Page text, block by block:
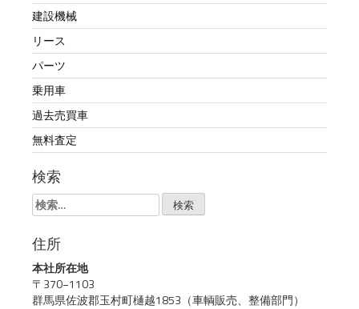
建設機械
リース
パーツ
乗用車
過去売買車
無料査定
検索
検
索:
住所
本社所在地
〒370−1103
群馬県佐波郡玉村町樋越1853（車輌販売、整備部門）